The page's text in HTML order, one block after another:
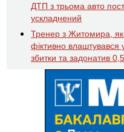
ДТП з трьома авто
ускладнений
Тренер з Житомира,
фіктивно влаштувався
збитки та задонатив